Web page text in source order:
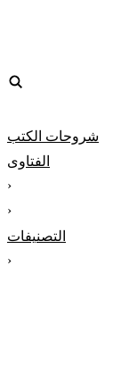
شروحات الكتب
الفتاوى
‹
‹
التصنيفات
‹